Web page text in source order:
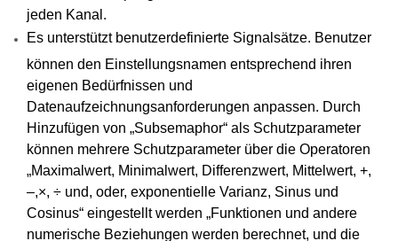
jeden Kanal.
Es unterstützt benutzerdefinierte Signalsätze. Benutzer
können den Einstellungsnamen entsprechend ihren
eigenen Bedürfnissen und
Datenaufzeichnungsanforderungen anpassen. Durch
Hinzufügen von „Subsemaphor“ als Schutzparameter
können mehrere Schutzparameter über die Operatoren
„Maximalwert, Minimalwert, Differenzwert, Mittelwert, +,
–,×, ÷ und, oder, exponentielle Varianz, Sinus und
Cosinus“ eingestellt werden „Funktionen und andere
numerische Beziehungen werden berechnet, und die